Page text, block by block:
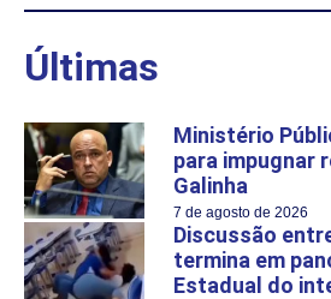
Últimas
Ministério
para impugnar
Galinha
7 de agosto de 2026
Discussão
termina em
Estadual do